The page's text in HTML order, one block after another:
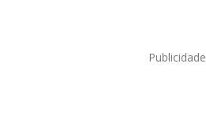
Publicidade